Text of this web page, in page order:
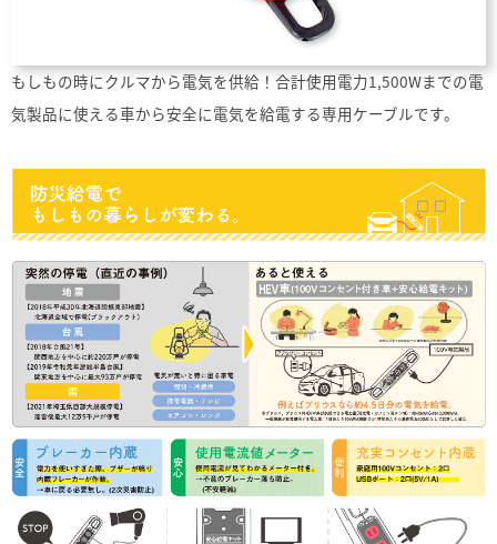
もしもの時にクルマから電気を供給！ 合計使用電力1,500Wまでの電
気製品に使える車から安全に電気を給電する専用ケーブルです。